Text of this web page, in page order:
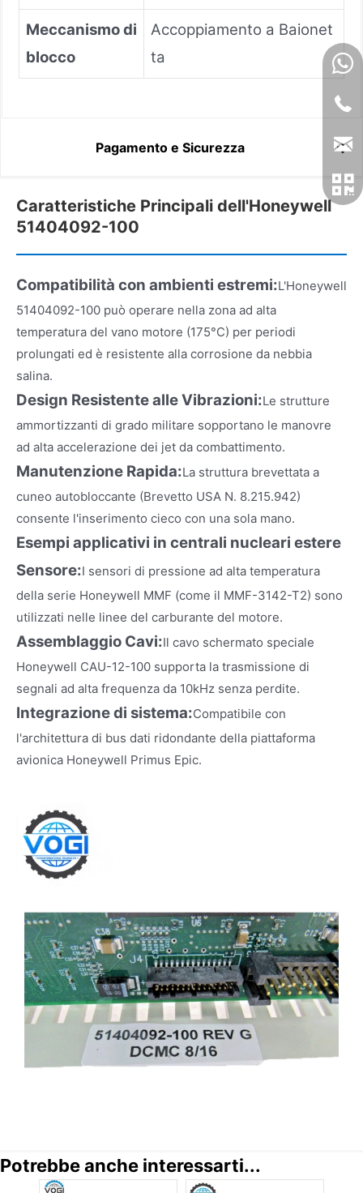
Meccanismo di
blocco
Accoppiamento a Baionet
ta
Pagamento e Sicurezza
Caratteristiche Principali dell'Honeywell
51404092-100
Compatibilità con ambienti estremi:L'Honeywell
51404092-100 può operare nella zona ad alta
temperatura del vano motore (175°C) per periodi
prolungati ed è resistente alla corrosione da nebbia
salina.
Design Resistente alle Vibrazioni:Le strutture
ammortizzanti di grado militare sopportano le manovre
ad alta accelerazione dei jet da combattimento.
Manutenzione Rapida:La struttura brevettata a
cuneo autobloccante (Brevetto USA N. 8.215.942)
consente l'inserimento cieco con una sola mano.
Esempi applicativi in centrali nucleari estere
Sensore:I sensori di pressione ad alta temperatura
della serie Honeywell MMF (come il MMF-3142-T2) sono
utilizzati nelle linee del carburante del motore.
Assemblaggio Cavi:Il cavo schermato speciale
Honeywell CAU-12-100 supporta la trasmissione di
segnali ad alta frequenza da 10kHz senza perdite.
Integrazione di sistema:Compatibile con
l'architettura di bus dati ridondante della piattaforma
avionica Honeywell Primus Epic.
Potrebbe anche interessarti...